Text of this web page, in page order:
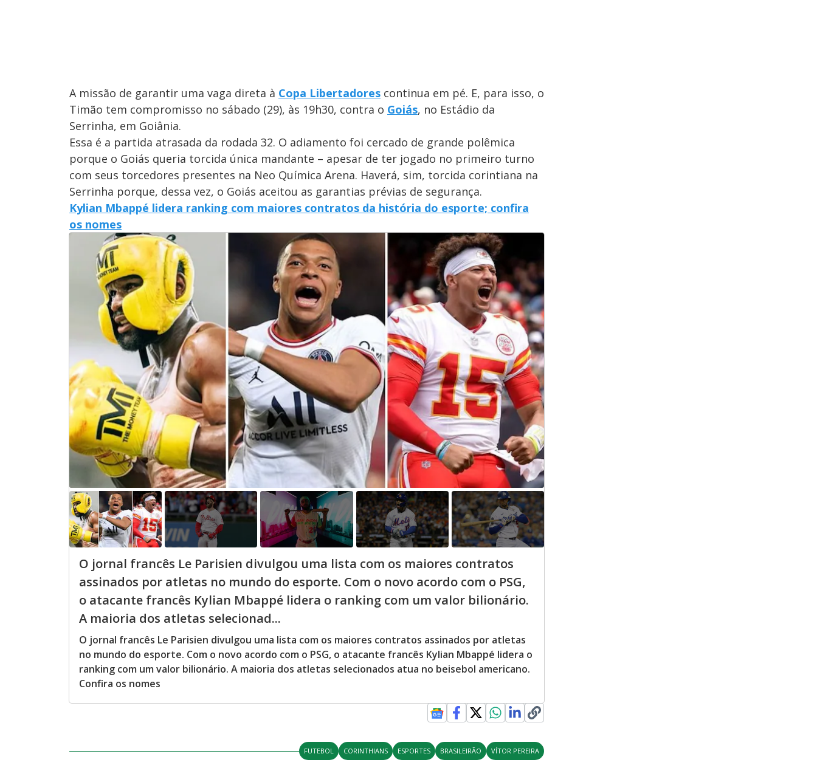
A missão de garantir uma vaga direta à Copa Libertadores continua em pé. E, para isso, o
Timão tem compromisso no sábado (29), às 19h30, contra o Goiás, no Estádio da
Serrinha, em Goiânia.
Essa é a partida atrasada da rodada 32. O adiamento foi cercado de grande polêmica
porque o Goiás queria torcida única mandante – apesar de ter jogado no primeiro turno
com seus torcedores presentes na Neo Química Arena. Haverá, sim, torcida corintiana na
Serrinha porque, dessa vez, o Goiás aceitou as garantias prévias de segurança.
Kylian Mbappé lidera ranking com maiores contratos da história do esporte; confira
os nomes
O jornal francês Le Parisien divulgou uma lista com os maiores contratos
assinados por atletas no mundo do esporte. Com o novo acordo com o PSG,
o atacante francês Kylian Mbappé lidera o ranking com um valor bilionário.
A maioria dos atletas selecionad...
O jornal francês Le Parisien divulgou uma lista com os maiores contratos assinados por atletas
no mundo do esporte. Com o novo acordo com o PSG, o atacante francês Kylian Mbappé lidera o
ranking com um valor bilionário. A maioria dos atletas selecionados atua no beisebol americano.
Confira os nomes
FUTEBOL CORINTHIANS ESPORTES BRASILEIRÃO VÍTOR PEREIRA